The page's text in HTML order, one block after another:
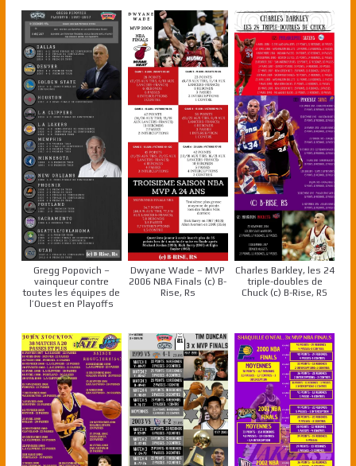
Gregg Popovich –
vainqueur contre
toutes les équipes de
l’Ouest en Playoffs
Dwyane Wade – MVP
2006 NBA Finals (c) B-
Rise, Rs
Charles Barkley, les 24
triple-doubles de
Chuck (c) B-Rise, RS